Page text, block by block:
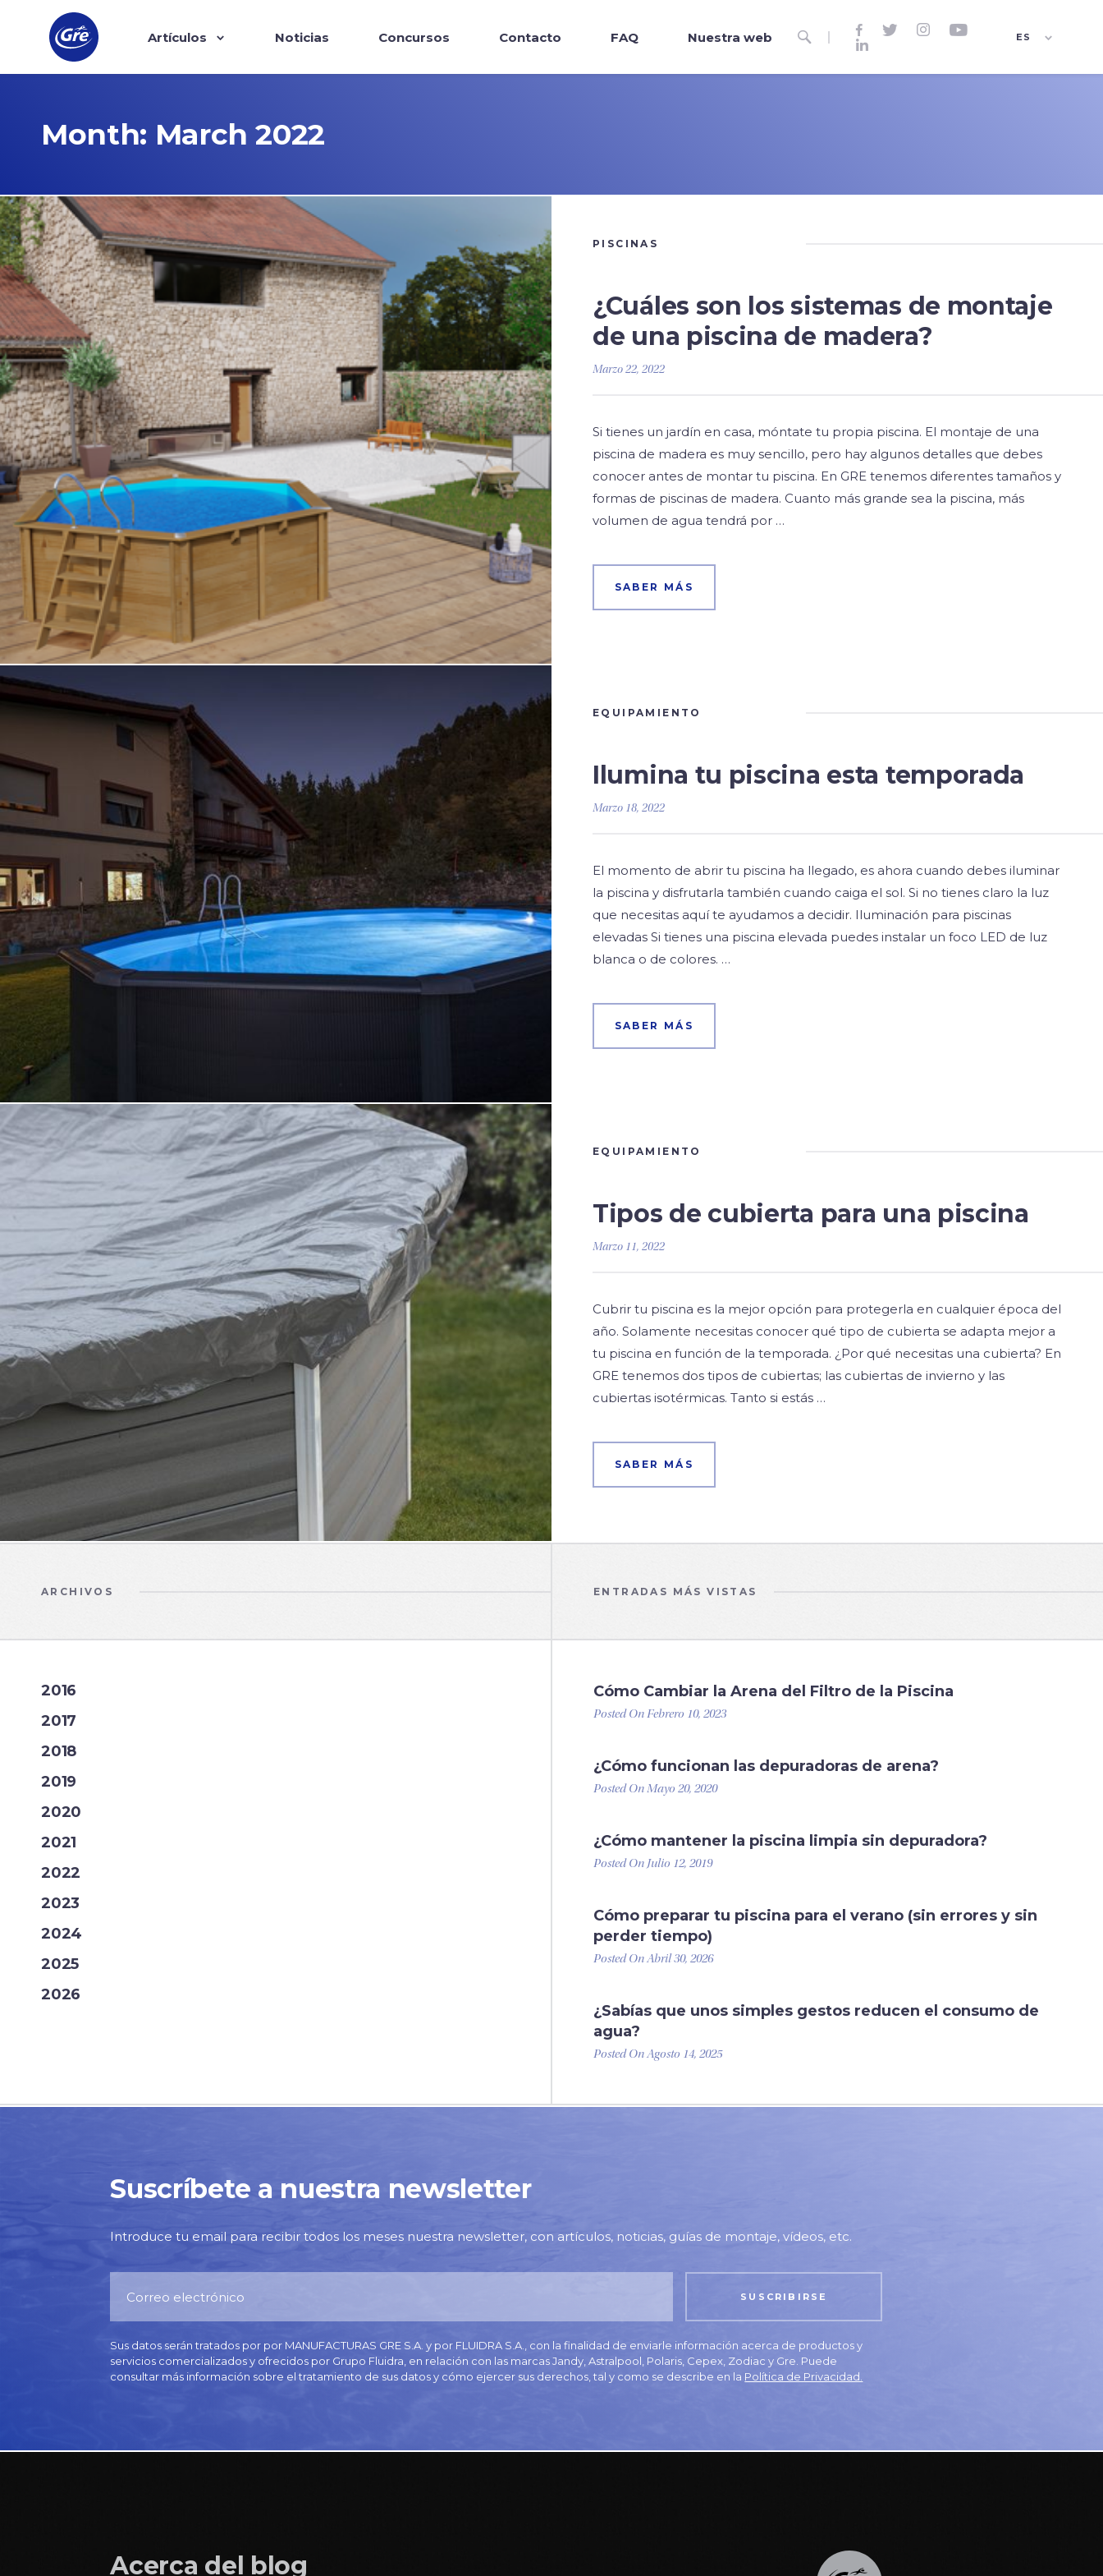
Artículos Noticias Concursos Contacto FAQ Nuestra web    


ES
Month: March 2022
PISCINAS
¿Cuáles son los sistemas de montaje
de una piscina de madera?
Marzo 22, 2022
Si tienes un jardín en casa, móntate tu propia piscina. El montaje de una
piscina de madera es muy sencillo, pero hay algunos detalles que debes
conocer antes de montar tu piscina. En GRE tenemos diferentes tamaños y
formas de piscinas de madera. Cuanto más grande sea la piscina, más
volumen de agua tendrá por …
SABER MÁS
EQUIPAMIENTO
Ilumina tu piscina esta temporada
Marzo 18, 2022
El momento de abrir tu piscina ha llegado, es ahora cuando debes iluminar
la piscina y disfrutarla también cuando caiga el sol. Si no tienes claro la luz
que necesitas aquí te ayudamos a decidir. Iluminación para piscinas
elevadas Si tienes una piscina elevada puedes instalar un foco LED de luz
blanca o de colores. …
SABER MÁS
EQUIPAMIENTO
Tipos de cubierta para una piscina
Marzo 11, 2022
Cubrir tu piscina es la mejor opción para protegerla en cualquier época del
año. Solamente necesitas conocer qué tipo de cubierta se adapta mejor a
tu piscina en función de la temporada. ¿Por qué necesitas una cubierta? En
GRE tenemos dos tipos de cubiertas; las cubiertas de invierno y las
cubiertas isotérmicas. Tanto si estás …
SABER MÁS
ARCHIVOS
2016
2017
2018
2019
2020
2021
2022
2023
2024
2025
2026
ENTRADAS MÁS VISTAS
Cómo Cambiar la Arena del Filtro de la Piscina
Posted On Febrero 10, 2023
¿Cómo funcionan las depuradoras de arena?
Posted On Mayo 20, 2020
¿Cómo mantener la piscina limpia sin depuradora?
Posted On Julio 12, 2019
Cómo preparar tu piscina para el verano (sin errores y sin
perder tiempo)
Posted On Abril 30, 2026
¿Sabías que unos simples gestos reducen el consumo de
agua?
Posted On Agosto 14, 2025
Suscríbete a nuestra newsletter
Introduce tu email para recibir todos los meses nuestra newsletter, con artículos, noticias, guías de montaje, vídeos, etc.
Sus datos serán tratados por por MANUFACTURAS GRE S.A. y por FLUIDRA S.A., con la finalidad de enviarle información acerca de productos y
servicios comercializados y ofrecidos por Grupo Fluidra, en relación con las marcas Jandy, Astralpool, Polaris, Cepex, Zodiac y Gre. Puede
consultar más información sobre el tratamiento de sus datos y cómo ejercer sus derechos, tal y como se describe en la Política de Privacidad.
Acerca del blog